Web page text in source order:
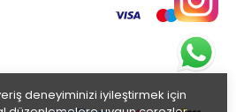
deneyiminizi iyileştirmek için